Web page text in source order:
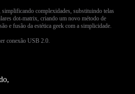
complexidades, substituindo telas
dot-matrix, criando um novo método de
e fusão da estética geek com a simplicidade.
conexão USB 2.0.